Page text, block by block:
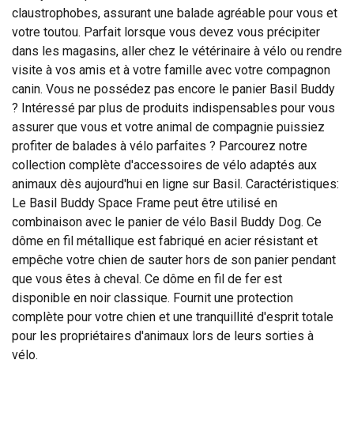
claustrophobes, assurant une balade agréable pour vous et
votre toutou. Parfait lorsque vous devez vous précipiter
dans les magasins, aller chez le vétérinaire à vélo ou rendre
visite à vos amis et à votre famille avec votre compagnon
canin. Vous ne possédez pas encore le panier Basil Buddy
? Intéressé par plus de produits indispensables pour vous
assurer que vous et votre animal de compagnie puissiez
profiter de balades à vélo parfaites ? Parcourez notre
collection complète d'accessoires de vélo adaptés aux
animaux dès aujourd'hui en ligne sur Basil. Caractéristiques:
Le Basil Buddy Space Frame peut être utilisé en
combinaison avec le panier de vélo Basil Buddy Dog. Ce
dôme en fil métallique est fabriqué en acier résistant et
empêche votre chien de sauter hors de son panier pendant
que vous êtes à cheval. Ce dôme en fil de fer est
disponible en noir classique. Fournit une protection
complète pour votre chien et une tranquillité d'esprit totale
pour les propriétaires d'animaux lors de leurs sorties à
vélo.